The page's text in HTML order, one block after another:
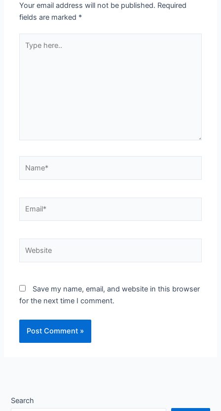
Your email address will not be published. Required
fields are marked *
here..
Save my name, email, and website in this browser
for the next time I comment.
Search